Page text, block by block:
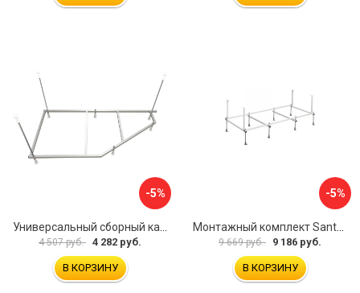
-5%
4 507 руб. 4 282 руб.
В КОРЗИНУ
-5%
9 669 руб. 9 186 руб.
В КОРЗИНУ